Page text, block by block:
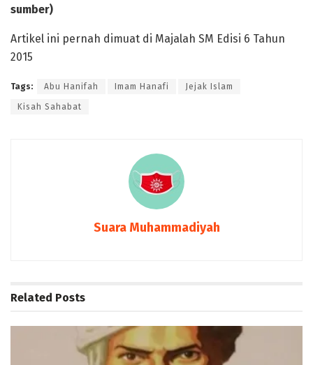
sumber)
Artikel ini pernah dimuat di Majalah SM Edisi 6 Tahun
2015
Tags: Abu Hanifah Imam Hanafi Jejak Islam
Kisah Sahabat
Suara Muhammadiyah
Related Posts